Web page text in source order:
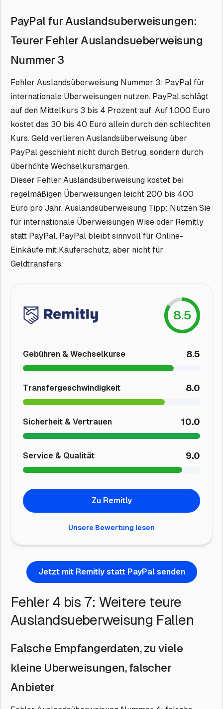
PayPal fur Auslandsuberweisungen:
Teurer Fehler Auslandsueberweisung
Nummer 3
Fehler Auslandsüberweisung Nummer 3: PayPal für
internationale Überweisungen nutzen. PayPal schlägt
auf den Mittelkurs 3 bis 4 Prozent auf. Auf 1.000 Euro
kostet das 30 bis 40 Euro allein durch den schlechten
Kurs. Geld verlieren Auslandsüberweisung über
PayPal geschieht nicht durch Betrug, sondern durch
überhöhte Wechselkursmargen.
Dieser Fehler Auslandsüberweisung kostet bei
regelmäßigen Überweisungen leicht 200 bis 400
Euro pro Jahr. Auslandsüberweisung Tipp: Nutzen Sie
für internationale Überweisungen Wise oder Remitly
statt PayPal. PayPal bleibt sinnvoll für Online-
Einkäufe mit Käuferschutz, aber nicht für
Geldtransfers.
8.5
Gebühren & Wechselkurse 8.5
Transfergeschwindigkeit 8.0
Sicherheit & Vertrauen 10.0
Service & Qualität 9.0
Zu Remitly
Unsere Bewertung lesen
Jetzt mit Remitly statt PayPal senden
Fehler 4 bis 7: Weitere teure
Auslandsueberweisung Fallen
Falsche Empfangerdaten, zu viele
kleine Uberweisungen, falscher
Anbieter